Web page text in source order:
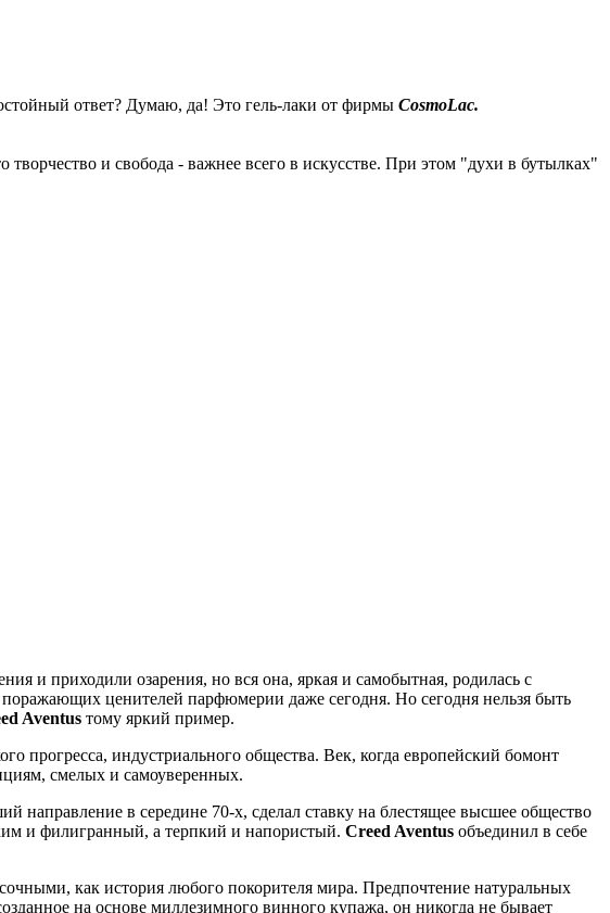
ответ? Думаю, да! Это гель-лаки от фирмы CosmoLac.
и свобода - важнее всего в искусстве. При этом "духи в бутылках"
и приходили озарения, но вся она, яркая и самобытная, родилась с
ценителей парфюмерии даже сегодня. Но сегодня нельзя быть
Aventus тому яркий пример.
прогресса, индустриального общества. Век, когда европейский бомонт
смелых и самоуверенных.
направление в середине 70-х, сделал ставку на блестящее высшее общество
и филигранный, а терпкий и напористый. Creed Aventus объединил в себе
как история любого покорителя мира. Предпочтение натуральных
на основе миллезимного винного купажа, он никогда не бывает